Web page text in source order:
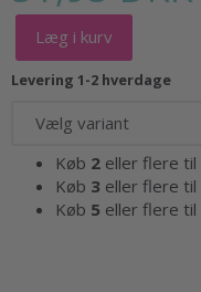
Læg i kurv
Levering 1-2 hverdage
Køb 2 eller flere til
Køb 3 eller flere til
Køb 5 eller flere til